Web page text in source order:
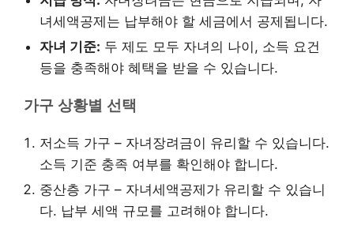
녀세액공제는 납부해야 할 세금에서 공제됩니다.
자녀 기준: 두 제도 모두 자녀의 나이, 소득 요건
등을 충족해야 혜택을 받을 수 있습니다.
가구 상황별 선택
저소득 가구 – 자녀장려금이 유리할 수 있습니다.
소득 기준 충족 여부를 확인해야 합니다.
중산층 가구 – 자녀세액공제가 유리할 수 있습니
다. 납부 세액 규모를 고려해야 합니다.